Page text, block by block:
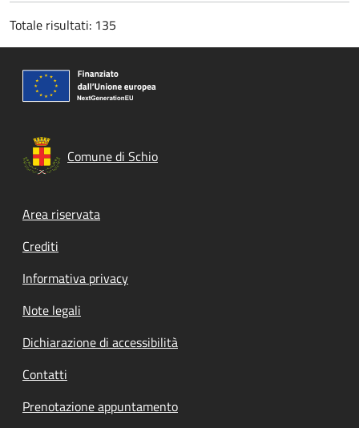
Totale risultati: 135
Comune di Schio
Footer menu
Area riservata
Crediti
Informativa privacy
Note legali
Dichiarazione di accessibilità
Contatti
Prenotazione appuntamento